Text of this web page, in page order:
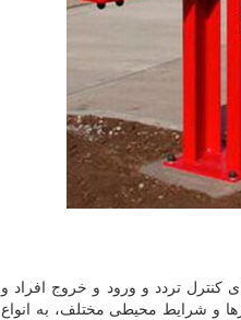
کنترل تردد و ورود و خروج افراد و
و شرایط محیطی مختلف، به انواع